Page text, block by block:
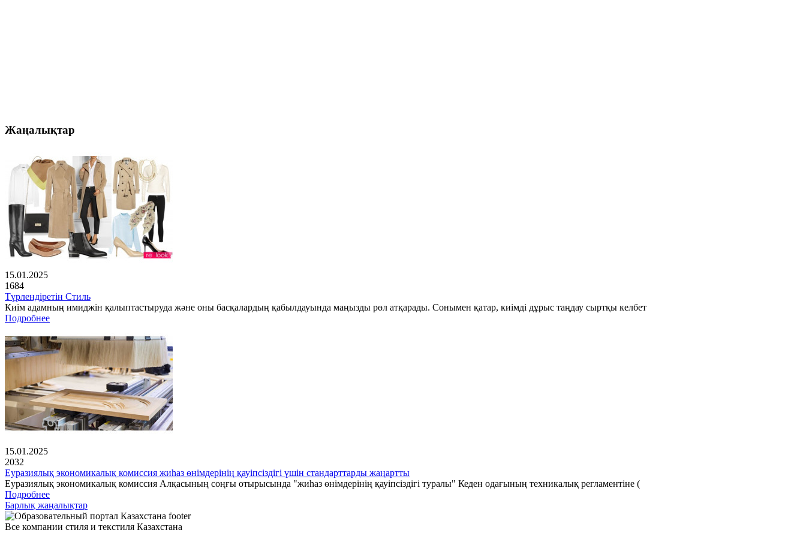
Жаңалықтар
15.01.2025
1684
Түрлендіретін Стиль
Киім адамның имиджін қалыптастыруда және оны басқалардың қабылдауында маңызды рөл атқарады. Сонымен қатар, киімді дұрыс таңдау сыртқы келбет
Подробнее
15.01.2025
2032
Еуразиялық экономикалық комиссия жиһаз өнімдерінің қауіпсіздігі үшін стандарттарды жаңартты
Еуразиялық экономикалық комиссия Алқасының соңғы отырысында "жиһаз өнімдерінің қауіпсіздігі туралы" Кеден одағының техникалық регламентіне (
Подробнее
Барлық жаңалықтар
Все компании стиля и текстиля Казахстана